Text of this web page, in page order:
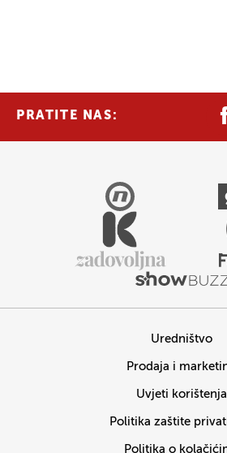
PRATITE NAS:
Uredništvo
Prodaja i
Uvjeti korištenja
Politika zaštite
Politika o